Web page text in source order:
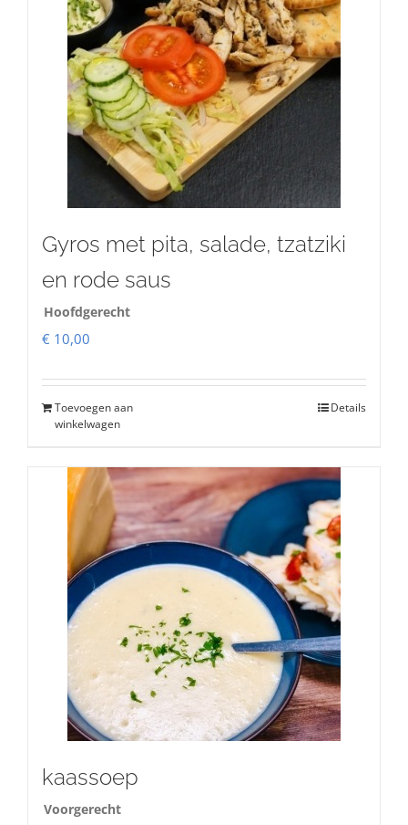
Gyros met pita, salade, tzatziki
en rode saus
Hoofdgerecht
€ 10,00
Toevoegen aan
winkelwagen
Details
kaassoep
Voorgerecht